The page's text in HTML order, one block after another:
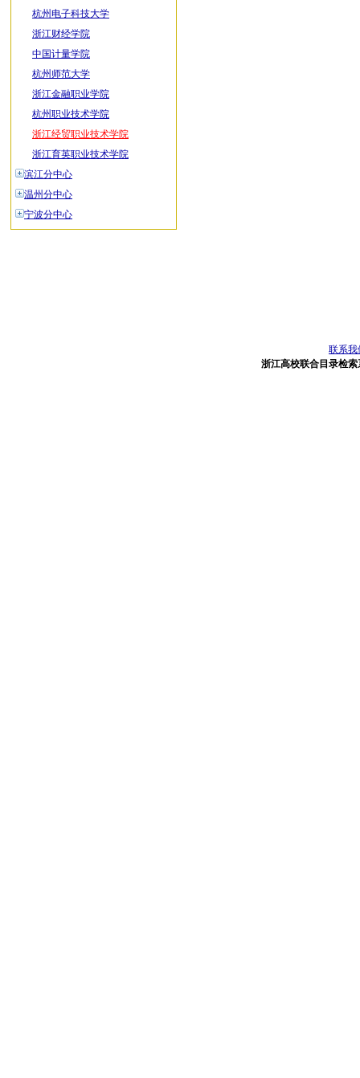
杭州电子科技大学
浙江财经学院
中国计量学院
杭州师范大学
浙江金融职业学院
杭州职业技术学院
浙江经贸职业技术学院
浙江育英职业技术学院
滨江分中心
温州分中心
宁波分中心
联系我
浙江高校联合目录检索